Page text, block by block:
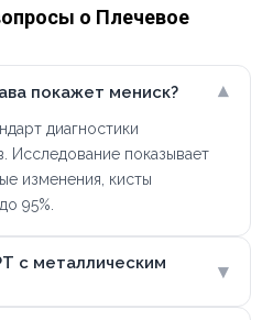
о Плечевое
покажет мениск? ▾
диагностики
Исследование показывает
изменения, кисты
95%.
с металлическим
▾